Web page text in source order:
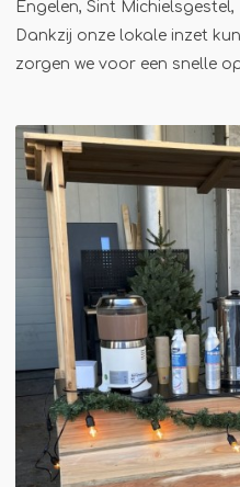
Engelen, Sint
Dankzij onze lokale inzet
zorgen we voor een snelle